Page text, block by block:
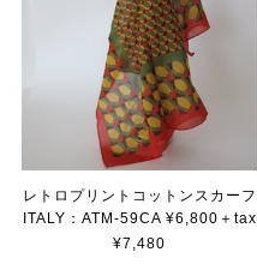
レトロプリントコットンスカーフ
ITALY：ATM-59CA ¥6,800＋tax
¥7,480